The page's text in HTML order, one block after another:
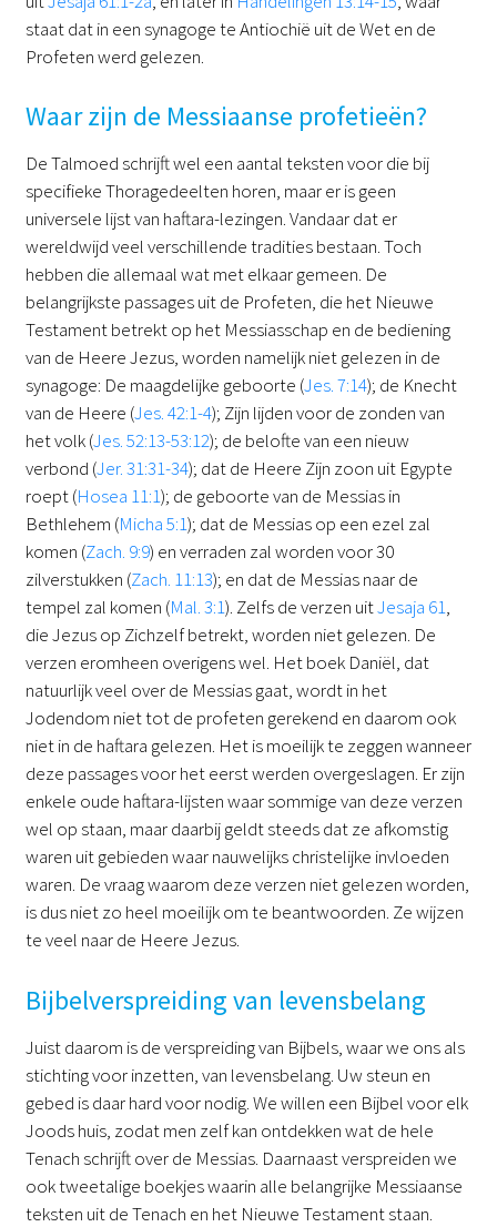
staat dat in een synagoge te Antiochië uit de Wet en de
Profeten werd gelezen.
Waar zijn de Messiaanse profetieën?
De Talmoed schrijft wel een aantal teksten voor die bij
specifieke Thoragedeelten horen, maar er is geen
universele lijst van haftara-lezingen. Vandaar dat er
wereldwijd veel verschillende tradities bestaan. Toch
hebben die allemaal wat met elkaar gemeen. De
belangrijkste passages uit de Profeten, die het Nieuwe
Testament betrekt op het Messiasschap en de bediening
van de Heere Jezus, worden namelijk niet gelezen in de
synagoge: De maagdelijke geboorte (Jes. 7:14); de Knecht
van de Heere (Jes. 42:1-4); Zijn lijden voor de zonden van
het volk (Jes. 52:13-53:12); de belofte van een nieuw
verbond (Jer. 31:31-34); dat de Heere Zijn zoon uit Egypte
roept (Hosea 11:1); de geboorte van de Messias in
Bethlehem (Micha 5:1); dat de Messias op een ezel zal
komen (Zach. 9:9) en verraden zal worden voor 30
zilverstukken (Zach. 11:13); en dat de Messias naar de
tempel zal komen (Mal. 3:1). Zelfs de verzen uitJesaja 61,
die Jezus op Zichzelf betrekt, worden niet gelezen. De
verzen eromheen overigens wel. Het boek Daniël, dat
natuurlijk veel over de Messias gaat, wordt in het
Jodendom niet tot de profeten gerekend en daarom ook
niet in de haftara gelezen. Het is moeilijk te zeggen wanneer
deze passages voor het eerst werden overgeslagen. Er zijn
enkele oude haftara-lijsten waar sommige van deze verzen
wel op staan, maar daarbij geldt steeds dat ze afkomstig
waren uit gebieden waar nauwelijks christelijke invloeden
waren. De vraag waarom deze verzen niet gelezen worden,
is dus niet zo heel moeilijk om te beantwoorden. Ze wijzen
te veel naar de Heere Jezus.
Bijbelverspreiding van levensbelang
Juist daarom is de verspreiding van Bijbels, waar we ons als
stichting voor inzetten, van levensbelang. Uw steun en
gebed is daar hard voor nodig. We willen een Bijbel voor elk
Joods huis, zodat men zelf kan ontdekken wat de hele
Tenach schrijft over de Messias. Daarnaast verspreiden we
ook tweetalige boekjes waarin alle belangrijke Messiaanse
teksten uit de Tenach en het Nieuwe Testament staan.